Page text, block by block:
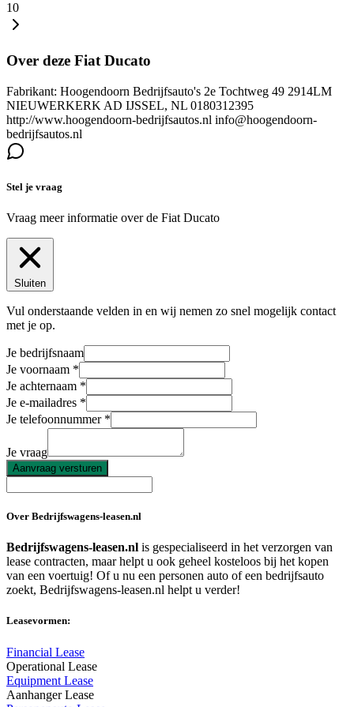
10
Over deze Fiat Ducato
Fabrikant: Hoogendoorn Bedrijfsauto's 2e Tochtweg 49 2914LM
NIEUWERKERK AD IJSSEL, NL 0180312395
http://www.hoogendoorn-bedrijfsautos.nl info@hoogendoorn-
bedrijfsautos.nl
Stel je vraag
Vraag meer informatie over de Fiat Ducato
Sluiten
Vul onderstaande velden in en wij nemen zo snel mogelijk contact
met je op.
Je bedrijfsnaam
Je voornaam
Je achternaam
Je e-mailadres
Je telefoonnummer
Je vraag
Aanvraag versturen
Over Bedrijfswagens-leasen.nl
Bedrijfswagens-leasen.nl is gespecialiseerd in het verzorgen van
lease contracten, maar helpt u ook geheel kosteloos bij het kopen
van een voertuig! Of u nu een personen auto of een bedrijfsauto
zoekt, Bedrijfswagens-leasen.nl helpt u verder!
Leasevormen:
Financial Lease
Operational Lease
Equipment Lease
Aanhanger Lease